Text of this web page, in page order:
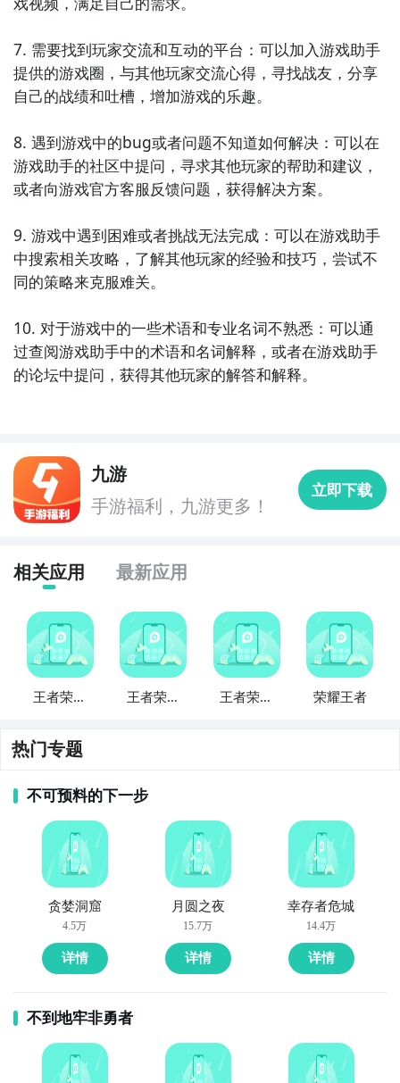
3、在左上角点进“关注TA”
7. 需要找到玩家交流和互动的平台：可以加入游戏助手
提供的游戏圈，与其他玩家交流心得，寻找战友，分享
自己的战绩和吐槽，增加游戏的乐趣。
8. 遇到游戏中的bug或者问题不知道如何解决：可以在
游戏助手的社区中提问，寻求其他玩家的帮助和建议，
或者向游戏官方客服反馈问题，获得解决方案。
9. 游戏中遇到困难或者挑战无法完成：可以在游戏助手
中搜索相关攻略，了解其他玩家的经验和技巧，尝试不
同的策略来克服难关。
10. 对于游戏中的一些术语和专业名词不熟悉：可以通
过查阅游戏助手中的术语和名词解释，或者在游戏助手
的论坛中提问，获得其他玩家的解答和解释。
九游
手游福利，九游更多！
立即下载
相关应用 最新应用
王者荣耀
王者荣耀
王者荣耀
荣耀王者
热门专题
不可预料的下一步
贪婪洞窟
4.5万
详情
月圆之夜
15.7万
详情
幸存者危城
14.4万
详情
不到地牢非勇者